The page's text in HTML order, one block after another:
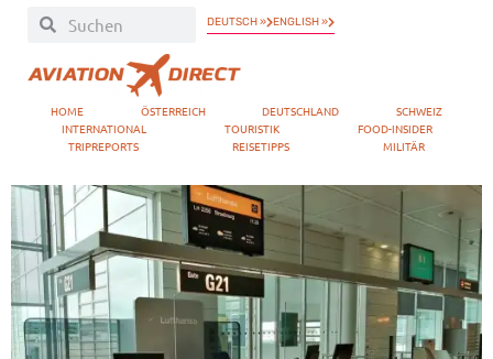
DEUTSCH » ENGLISH »
HOME ÖSTERREICH DEUTSCHLAND
SCHWEIZ
INTERNATIONAL
TOURISTIK
FOOD-INSIDER
TRIPREPORTS
REISETIPPS MILITÄR